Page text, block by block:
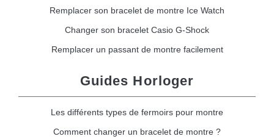
Remplacer son bracelet de montre Ice Watch
Changer son bracelet Casio G-Shock
Remplacer un passant de montre facilement
Guides Horloger
Les différents types de fermoirs pour montre
Comment changer un bracelet de montre ?